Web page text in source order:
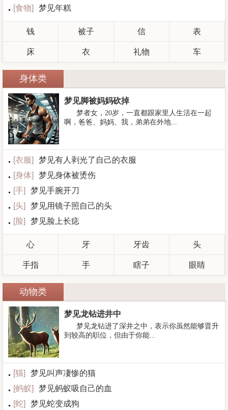
[食物] 梦见年糕
钱 被子 信 表
床 衣 礼物 车
身体类
梦见脚被妈妈砍掉
梦者女，20岁，一直都跟家里人生活在一起
啊，爸爸、妈妈、我，弟弟在外地...
[衣服]
梦见有人剥光了自己的衣服
[身体]
梦见身体被烫伤
[手]
梦见手腕开刀
[头]
梦见用镜子照自己的头
[脸] 梦见脸上长痣
心 牙 牙齿 头
手指 手 瞎子 眼睛
动物类
梦见龙钻进井中
梦见龙钻进了深井之中，表示你虽然能够晋升
到较高的职位，但由于你能...
[猫]
梦见叫声凄惨的猫
[蚂蚁]
梦见蚂蚁吸自己的血
[蛇]
梦见蛇变成狗